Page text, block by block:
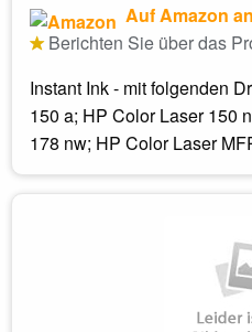
Auf Amazon
Berichten Sie über das
Instant Ink - mit folgenden
150 a; HP Color Laser 150
178 nw; HP Color Laser